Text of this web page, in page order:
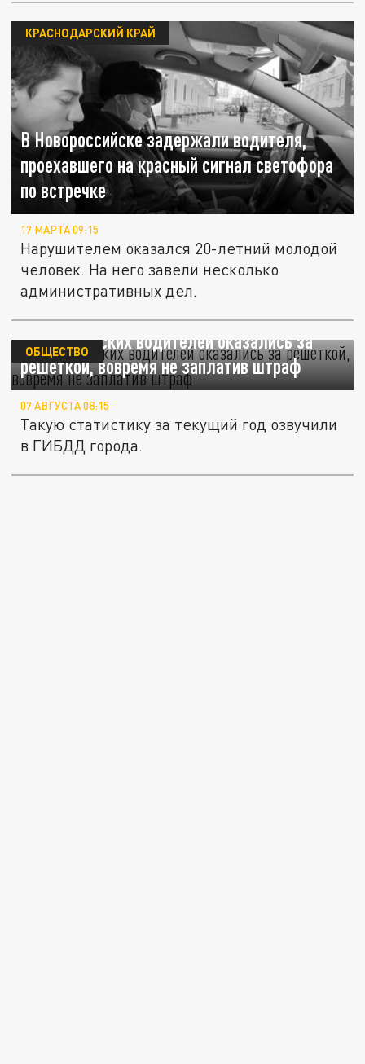
В Новороссийске задержали водителя,
проехавшего на красный сигнал светофора
по встречке
КРАСНОДАРСКИЙ КРАЙ
17 МАРТА 09:15
Нарушителем оказался 20-летний молодой
человек. На него завели несколько
административных дел.
40 челябинских водителей оказались за
решеткой, вовремя не заплатив штраф
ОБЩЕСТВО
07 АВГУСТА 08:15
Такую статистику за текущий год озвучили
в ГИБДД города.